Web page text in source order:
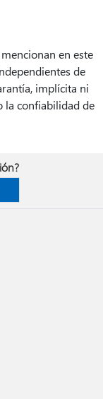
en este
de
implícita ni
la confiabilidad de